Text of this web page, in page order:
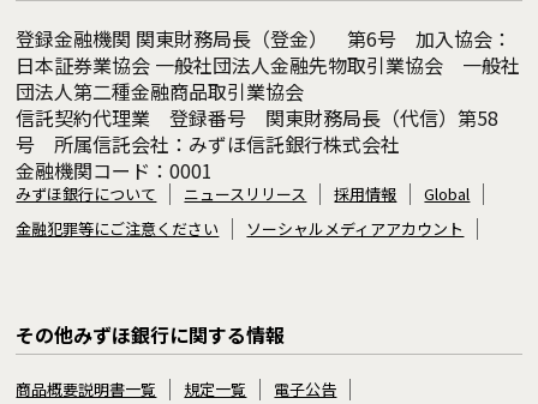
登録金融機関 関東財務局長（登金） 第6号 加入協会：
日本証券業協会 一般社団法人金融先物取引業協会 一般社
団法人第二種金融商品取引業協会
信託契約代理業 登録番号 関東財務局長（代信）第58
号 所属信託会社：みずほ信託銀行株式会社
金融機関コード：0001
みずほ銀行について ニュースリリース 採用情報
Global
金融犯罪等にご注意ください
ソーシャルメディアアカウント
その他みずほ銀行に関する情報
商品概要説明書一覧 規定一覧
電子公告